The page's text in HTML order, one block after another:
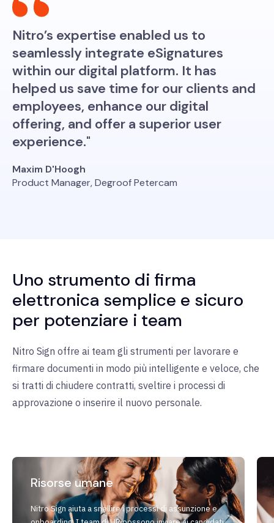
Nitro’s expertise enabled us to
seamlessly integrate eSignatures
within our digital platform. It has
helped us save time for our clients and
employees, enhance our digital
offering, and offer a superior user
experience."
Maxim D'Hoogh
Product Manager, Degroof Petercam
Uno strumento di firma
elettronica semplice e sicuro
per potenziare i team
Nitro Sign offre ai team gli strumenti per lavorare e
firmare documenti in modo più intelligente e veloce, che
si tratti di chiudere contratti, sveltire i processi di
approvazione o inserire il nuovo personale.
Risorse umane
Nitro Sign aiuta a snellire i processi di assunzione e